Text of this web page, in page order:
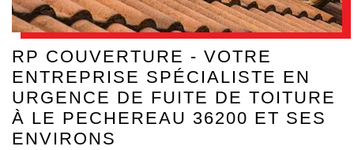
RP COUVERTURE - VOTRE
ENTREPRISE SPÉCIALISTE EN
URGENCE DE FUITE DE TOITURE
À LE PECHEREAU 36200 ET SES
ENVIRONS